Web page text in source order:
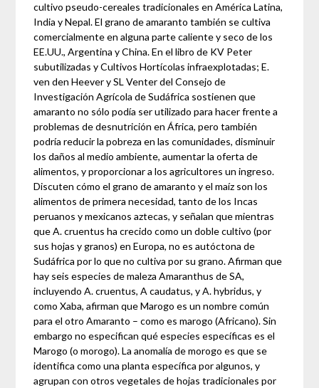
cultivo pseudo-cereales tradicionales en América Latina,
India y Nepal. El grano de amaranto también se cultiva
comercialmente en alguna parte caliente y seco de los
EE.UU., Argentina y China. En el libro de KV Peter
subutilizadas y Cultivos Hortícolas infraexplotadas; E.
ven den Heever y SL Venter del Consejo de
Investigación Agrícola de Sudáfrica sostienen que
amaranto no sólo podía ser utilizado para hacer frente a
problemas de desnutrición en África, pero también
podría reducir la pobreza en las comunidades, disminuir
los daños al medio ambiente, aumentar la oferta de
alimentos, y proporcionar a los agricultores un ingreso.
Discuten cómo el grano de amaranto y el maíz son los
alimentos de primera necesidad, tanto de los Incas
peruanos y mexicanos aztecas, y señalan que mientras
que A. cruentus ha crecido como un doble cultivo (por
sus hojas y granos) en Europa, no es autóctona de
Sudáfrica por lo que no cultiva por su grano. Afirman que
hay seis especies de maleza Amaranthus de SA,
incluyendo A. cruentus, A caudatus, y A. hybridus, y
como Xaba, afirman que Marogo es un nombre común
para el otro Amaranto – como es marogo (Africano). Sin
embargo no especifican qué especies específicas es el
Marogo (o morogo). La anomalía de morogo es que se
identifica como una planta específica por algunos, y
agrupan con otros vegetales de hojas tradicionales por